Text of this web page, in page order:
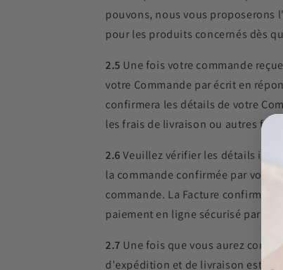
pouvons, nous vous proposerons
pour les produits concernés dès
2.5 Une fois votre commande
votre Commande par écrit en
confirmera les détails de votre
les frais de livraison ou autres
2.6 Veuillez vérifier les détails
la commande confirmée par
commande. La Facture
paiement en ligne sécurisé par
2.7 Une fois que vous aurez
d'expédition et de livraison